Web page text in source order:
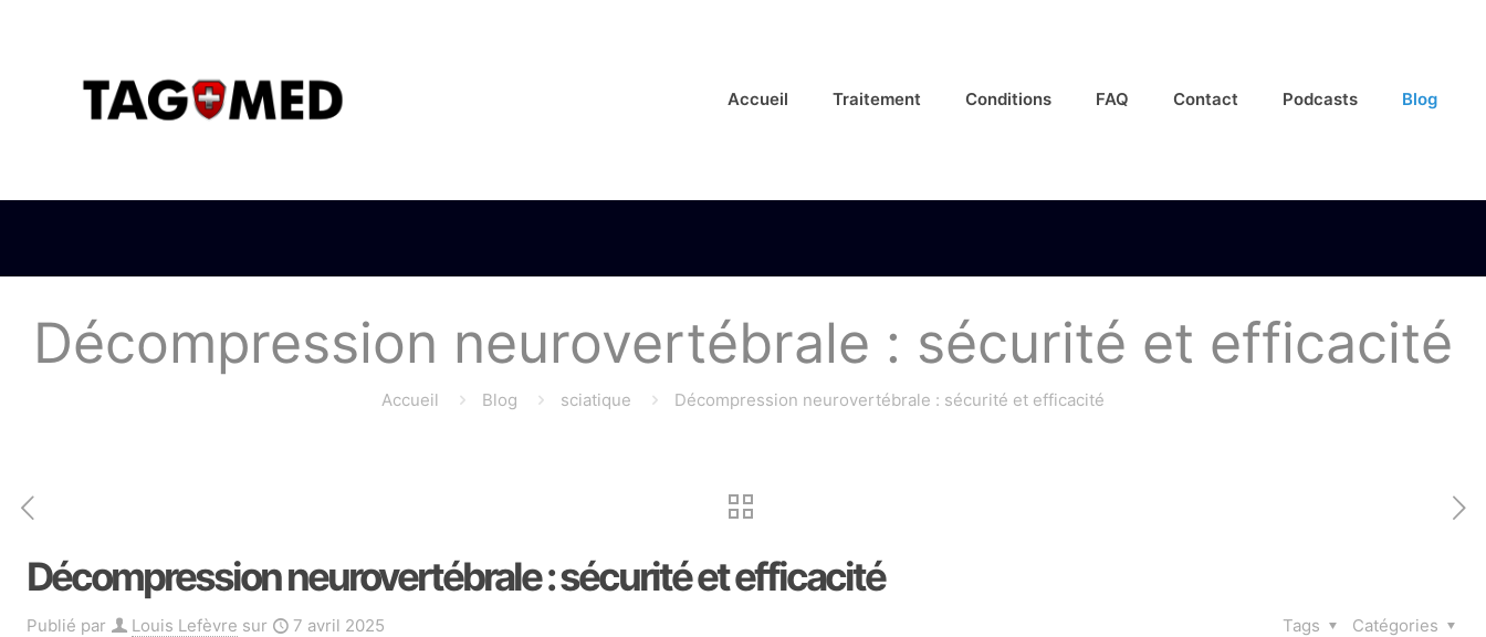
Accueil Traitement Conditions FAQ Contact Podcasts Blog
Décompression neurovertébrale : sécurité et efficacité
Accueil Blog sciatique Décompression neurovertébrale : sécurité et efficacité
Décompression neurovertébrale : sécurité et efficacité
Publié par Louis Lefèvre sur 7 avril 2025 Catégories
Tags